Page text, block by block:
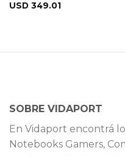
USD 349.01
SOBRE VIDAPORT
En Vidaport encontrá
Notebooks Gamers,